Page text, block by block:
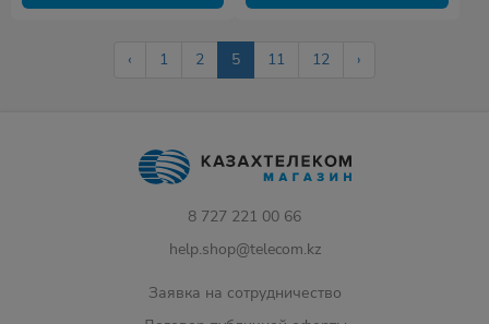
‹ 1 2 5 11 12 ›
8 727 221 00 66
help.shop@telecom.kz
Заявка на сотрудничество